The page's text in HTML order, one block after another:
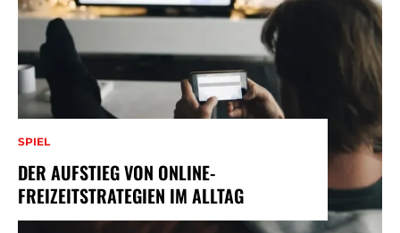
SPIEL
DER AUFSTIEG VON ONLINE-
FREIZEITSTRATEGIEN IM ALLTAG